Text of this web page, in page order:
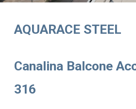
AQUARACE STEEL
Canalina Balcone
316